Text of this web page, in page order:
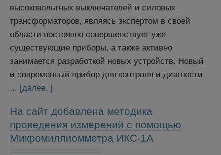
высоковольтных выключателей и силовых
трансформаторов, являясь экспертом в своей
области постоянно совершенствует уже
существующие приборы, а также активно
занимается разработкой новых устройств. Новый
и современный прибор для контроля и диагности
... [далее..]
На сайт добавлена методика
проведения измерений с помощью
Микромиллиомметра ИКС-1А